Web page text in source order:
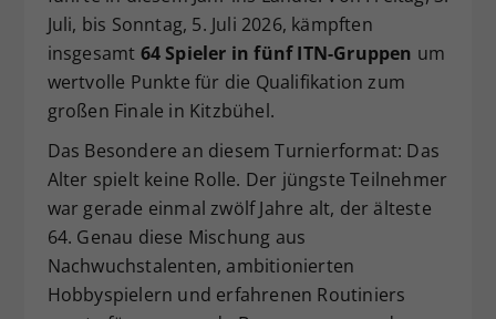
Juli, bis Sonntag, 5. Juli 2026, kämpften
insgesamt 64 Spieler in fünf ITN-Gruppen um
wertvolle Punkte für die Qualifikation zum
großen Finale in Kitzbühel.
Das Besondere an diesem Turnierformat: Das
Alter spielt keine Rolle. Der jüngste Teilnehmer
war gerade einmal zwölf Jahre alt, der älteste
64. Genau diese Mischung aus
Nachwuchstalenten, ambitionierten
Hobbyspielern und erfahrenen Routiniers
Zweck
Dieser Wert speichert Ihre Consent-
Einstellungen. Unter anderem eine
zufällig generierte ID, für die
historische Speicherung Ihrer
vorgenommen Einstellungen, falls der
Webseiten-Betreiber dies eingestellt
hat.